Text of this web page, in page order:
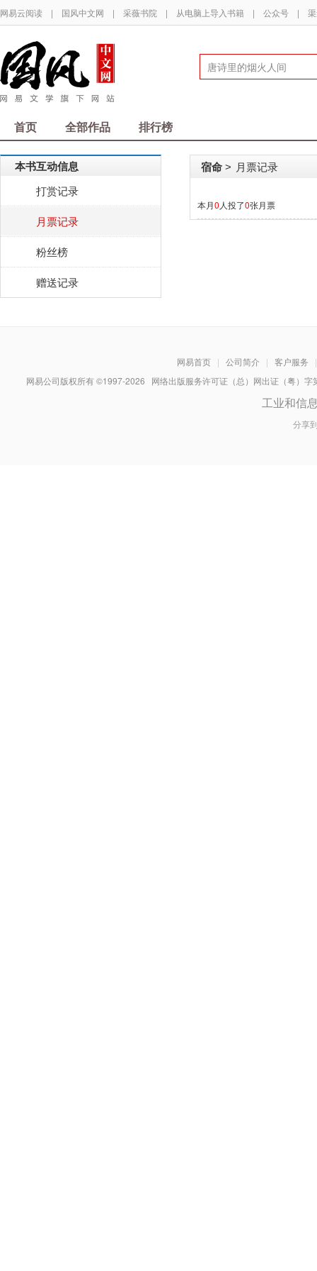
网易云阅读 | 国风中文网 | 采薇书院 | 从电脑上导入书籍 | 公众号 |
首页 全部作品 排行榜
本书互动信息
打赏记录
月票记录
粉丝榜
赠送记录
宿命 > 月票记录
本月0 人投了0张月票
网易首页 | 公司简介 | 客户服务
|
网易公司版权所有 ©1997-2026 网络出版服务许可证（总）网出证（粤）
工业和信
分享